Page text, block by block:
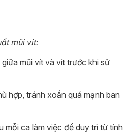
mũi vít:
mũi vít và vít trước khi sử
hợp, tránh xoắn quá mạnh ban
mỗi ca làm việc để duy trì từ tính